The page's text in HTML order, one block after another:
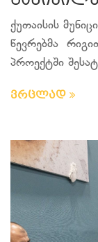
ქუთაისის
წევრებმა
პროექტში
ვრცლად